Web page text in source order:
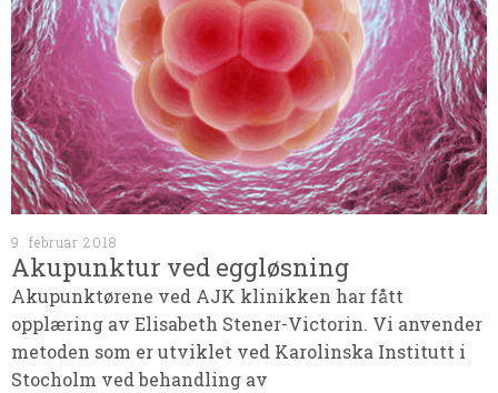
9. februar 2018
Akupunktur ved eggløsning
Akupunktørene ved AJK klinikken har fått
opplæring av Elisabeth Stener-Victorin. Vi anvender
metoden som er utviklet ved Karolinska Institutt i
Stocholm ved behandling av